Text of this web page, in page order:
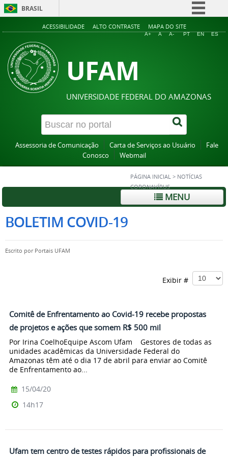
BRASIL
Simplifique!
Acesso à informação
ACESSIBILIDADE ALTO CONTRASTE MAPA DO SITE
A+ A A- PT EN ES
UFAM
UNIVERSIDADE FEDERAL DO AMAZONAS
Assessoria de Comunicação Carta de Serviços ao Usuário
Fale
Conosco
Webmail
PÁGINA INICIAL > NOTÍCIAS
CORONAVÍRUS
MENU
BOLETIM COVID-19
Escrito por Portais UFAM
Exibir #
Comitê de Enfrentamento ao Covid-19 recebe propostas
de projetos e ações que somem R$ 500 mil
Por Irina CoelhoEquipe Ascom Ufam Gestores de todas as
unidades acadêmicas da Universidade Federal do
Amazonas têm até o dia 17 de abril para enviar ao Comitê
de Enfrentamento ao...
15/04/20
14h17
Ufam tem centro de testes rápidos para profissionais de